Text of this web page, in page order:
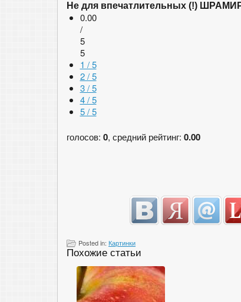
Не для впечатлительных (!)
0.00
/
5
5
1 / 5
2 / 5
3 / 5
4 / 5
5 / 5
голосов: 0, средний рейтинг: 0.00
Posted in: Картинки
Похожие статьи